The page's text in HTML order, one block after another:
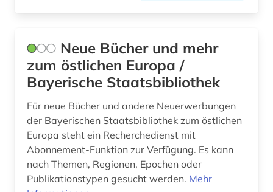
Neue Bücher und mehr
zum östlichen Europa /
Bayerische Staatsbibliothek
Für neue Bücher und andere Neuerwerbungen
der Bayerischen Staatsbibliothek zum östlichen
Europa steht ein Recherchedienst mit
Abonnement-Funktion zur Verfügung. Es kann
nach Themen, Regionen, Epochen oder
Publikationstypen gesucht werden. Mehr